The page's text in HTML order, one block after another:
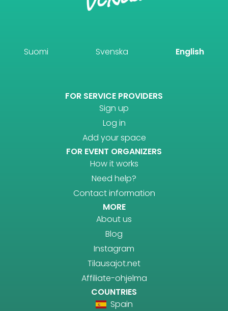
Suomi Svenska English
FOR SERVICE PROVIDERS
Sign up
Log in
Add your space
FOR EVENT ORGANIZERS
How it works
Need help?
Contact information
MORE
About us
Blog
Instagram
Tilausajot.net
Affiliate-ohjelma
COUNTRIES
Spain